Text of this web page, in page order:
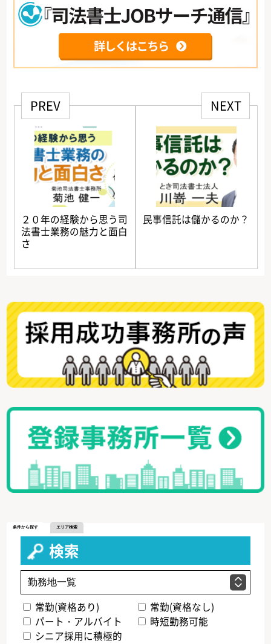
PREV
２０年の経験から思う司
法書士業務の魅力と面白
さ
NEXT
民事信託は儲かるのか？
条件から探す エリア検索
検索
常勤(資格あり)
常勤(資格なし)
パート・アルバイト
時短勤務可能
シニア採用に積極的